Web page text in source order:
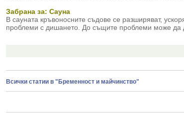
Забрана за: Сауна
В сауната кръвоносните съдове се разширяват,
проблеми с дишането. До същите проблеми може да
Всички статии в "Бременност и майчинство"